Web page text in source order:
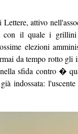
attivo
il quale i grillini
elezioni
da tempo rotto gli
sfida contro �
indossata: